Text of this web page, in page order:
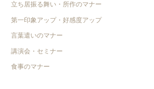
立ち居振る舞い・所作のマナー
第一印象アップ・好感度アップ
言葉遣いのマナー
講演会・セミナー
食事のマナー